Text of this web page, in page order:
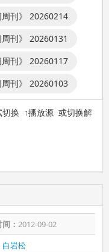
周刊》 20260214
周刊》 20260131
周刊》 20260117
周刊》 20260103
切换 ↑播放源 或切换解
： 2012-09-02
白岩松